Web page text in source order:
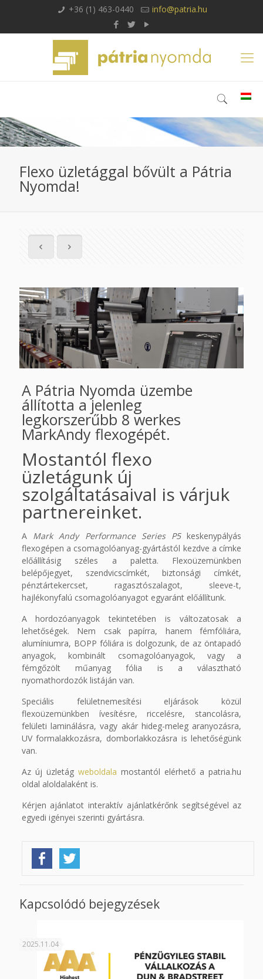
+36 (1) 463-0440 info@patria.hu
Flexo üzletággal bővült a Pátria
Nyomda!
A Pátria Nyomda üzembe
állította a jelenleg
legkorszerűbb 8 werkes
MarkAndy flexogépét.
Mostantól flexo
üzletágunk új
szolgáltatásaival is várjuk
partnereinket.
A Mark Andy Performance Series P5keskenypályás
flexogépen a csomagolóanyag-gyártástól kezdve a címke
előállításig széles a paletta. Flexoüzemünkben
belépőjegyet, szendvicscímkét, biztonsági címkét,
pénztártekercset, ragasztószalagot, sleeve-t,
hajlékonyfalú csomagolóanyagot egyaránt előállítunk.
A hordozóanyagok tekintetében is változatosak a
lehetőségek. Nem csak papírra, hanem fémfóliára,
alumíniumra, BOPP fóliára is dolgozunk, de az öntapadó
anyagok, kombinált csomagolóanyagok, vagy a
fémgőzölt műanyag fólia is a választható
nyomathordozók listáján van.
Speciális felületnemesítési eljárások közül
flexoüzemünkben ívesítésre, riccelésre, stancolásra,
felületi laminálásra, vagy akár hideg-meleg aranyozásra,
UV formalakkozásra, domborlakkozásra is lehetőségünk
van.
Az új üzletág weboldala mostantól elérhető a patria.hu
oldal aloldalaként is.
Kérjen ajánlatot interaktív ajánlatkérőnk segítségével az
egyedi igényei szerinti gyártásra.
Kapcsolódó bejegyzések
2025.11.04